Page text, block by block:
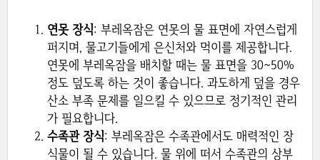
연못 장식: 부레옥잠은 연못의 물 표면에 자연스럽게
퍼지며, 물고기들에게 은신처와 먹이를 제공합니다.
연못에 부레옥잠을 배치할 때는 물 표면을 30~50%
정도 덮도록 하는 것이 좋습니다. 과도하게 덮을 경우
산소 부족 문제를 일으킬 수 있으므로 정기적인 관리
가 필요합니다.
수족관 장식: 부레옥잠은 수족관에서도 매력적인 장
식물이 될 수 있습니다. 물 위에 떠서 수족관의 상부